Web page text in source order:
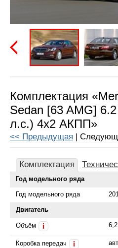
Комплектация
Sedan [63 AMG]
л.с.) 4x2 АКПП»
<< Предыдущая |
Комплектация
Год модельного ряда
Год модельного ряда
Двигатель
Объём
Коробка передач